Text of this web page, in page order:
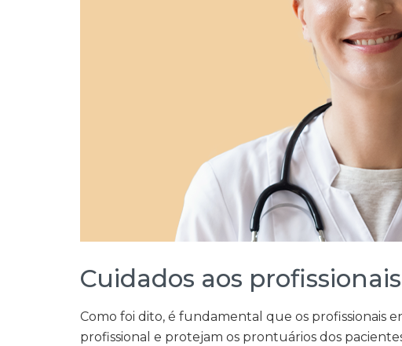
Cuidados aos
Como foi dito, é fundamental que os profissionais
profissional e protejam os prontuários dos